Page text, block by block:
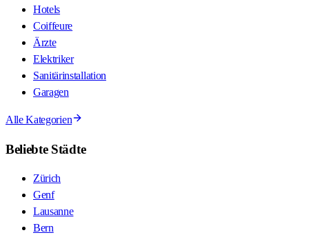
Hotels
Coiffeure
Ärzte
Elektriker
Sanitärinstallation
Garagen
Alle Kategorien
Beliebte Städte
Zürich
Genf
Lausanne
Bern